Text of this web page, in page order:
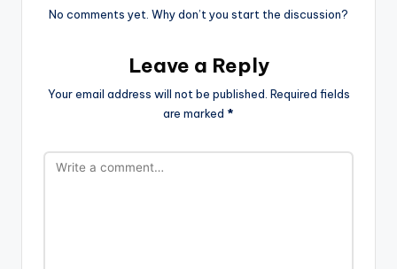
No comments yet. Why don’t you start the discussion?
Leave a Reply
Your email address will not be published. Required fields
are marked *